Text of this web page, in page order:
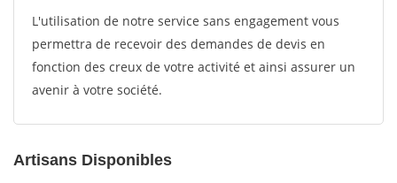
L'utilisation de notre service sans engagement vous
permettra de recevoir des demandes de devis en
fonction des creux de votre activité et ainsi assurer un
avenir à votre société.
Artisans Disponibles